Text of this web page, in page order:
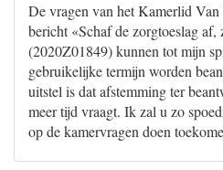
De vragen van het Kamerlid
bericht «Schaf de zorgtoeslag
(2020Z01849) kunnen tot mijn
gebruikelijke termijn worden
uitstel is dat afstemming ter
meer tijd vraagt. Ik zal u zo
op de kamervragen doen